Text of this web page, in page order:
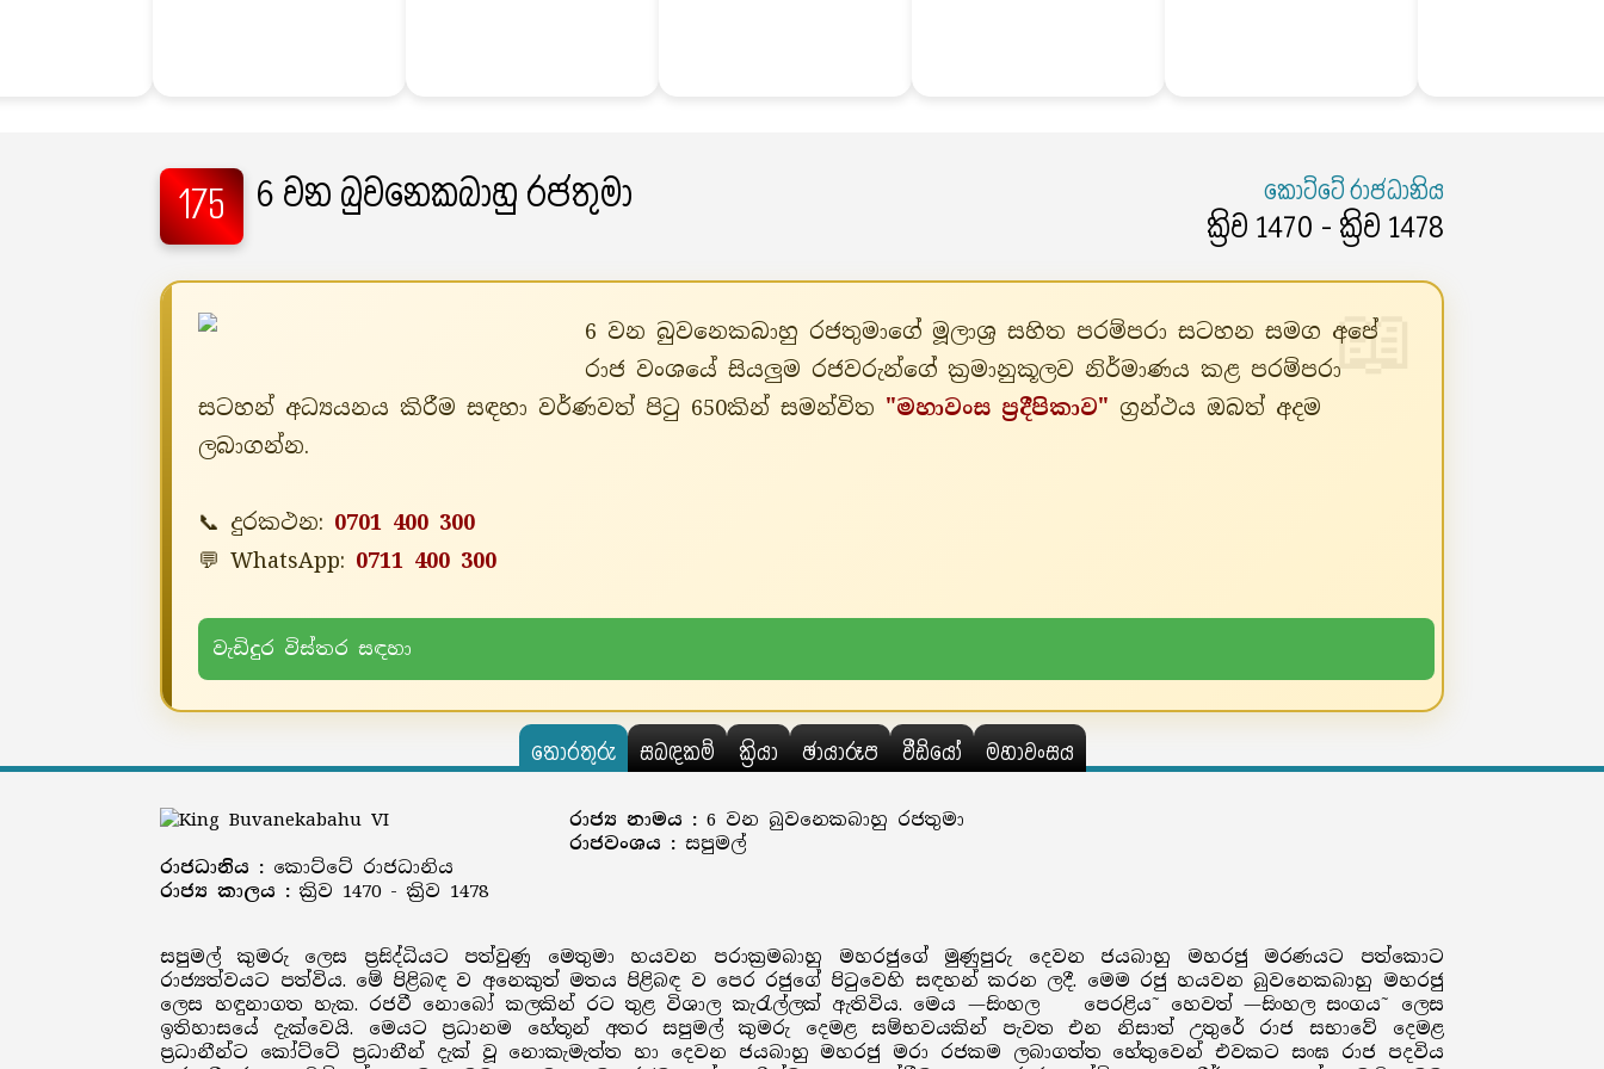
175 6 වන බුවනෙකබාහු රජතුමා කොට්ටේ රාජධානිය
ක්‍රිව 1470 - ක්‍රිව 1478
6 වන බුවනෙකබාහු රජතුමාගේ මූලාශ්‍ර සහිත පරම්පරා සටහන සමග අපේ
රාජ වංශයේ සියලුම රජවරුන්ගේ ක්‍රමානුකූලව නිර්මාණය කළ පරම්පරා
සටහන් අධ්‍යයනය කිරීම සඳහා වර්ණවත් පිටු 650කින් සමන්විත "මහාවංස ප්‍රදීපිකාව" ග්‍රන්ථය ඔබත් අදම
ලබාගන්න.
📞 දුරකථන: 0701 400 300
💬 WhatsApp: 0711 400 300
වැඩිදුර විස්තර සඳහා
තොරතුරු සබඳකම් ක්‍රියා ඡායාරූප වීඩියෝ මහාවංසය
රාජ්‍ය නාමය : 6 වන බුවනෙකබාහු රජතුමා
රාජවංශය : සපුමල්
රාජධානිය : කොට්ටේ රාජධානිය
රාජ්‍ය කාලය :ක්‍රිව 1470 - ක්‍රිව 1478
සපුමල් කුමරු ලෙස ප්‍රසිද්ධියට පත්වුණු මෙතුමා හයවන පරාක්‍රමබාහු මහරජුගේ මුණුපුරු දෙවන ජයබාහු මහරජු මරණයට පත්කොට
රාජ්‍යත්වයට පත්විය. මේ පිළිබඳ ව අනෙකුත් මතය පිළිබඳ ව පෙර රජුගේ පිටුවෙහි සඳහන් කරන ලදී. මෙම රජු හයවන බුවනෙකබාහු මහරජු
ලෙස හඳුනාගත හැක. රජවී නොබෝ කලකින් රට තුළ විශාල කැරැල්ලක් ඇතිවිය. මෙය —සිංහල පෙරළිය˜ හෙවත් —සිංහල සංගය˜ ලෙස
ඉතිහාසයේ දැක්වෙයි. මෙයට ප්‍රධානම හේතූන් අතර සපුමල් කුමරු දෙමළ සම්භවයකින් පැවත එන නිසාත් උතුරේ රාජ සභාවේ දෙමළ
ප්‍රධානීන්ට කෝට්ටේ ප්‍රධානීන් දැක් වූ නොකැමැත්ත හා දෙවන ජයබාහු මහරජු මරා රජකම ලබාගත්ත හේතුවෙන් එවකට සංඝ රාජ පදවිය